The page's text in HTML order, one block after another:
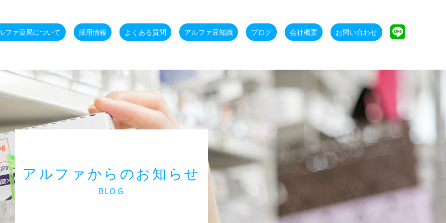
ファ薬局について 採用情報 よくある質問 アルファ豆知識 ブログ 会社概要 お問い合わせ
アルファからのお知らせ
BLOG